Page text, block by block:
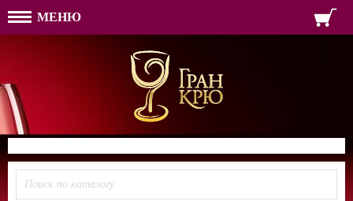
МЕНЮ
ПАРОЛЬ
ФОРМА ОБРАТНОЙ
ТЕЛЕФОН:
ИМЯ
ПАРОЛЬ